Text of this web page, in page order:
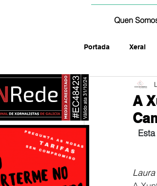
Quen
Portada Xeral
fotografía
A